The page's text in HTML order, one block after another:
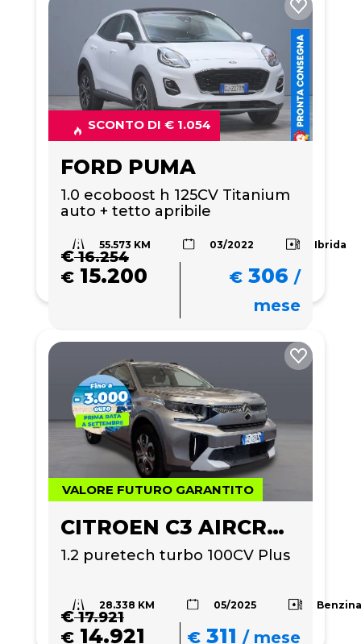
SCONTO DI € 1.054
FORD PUMA
1.0 ecoboost h 125CV Titanium
auto + tetto apribile
55.573 KM 03/2022 Ibrida
€16.254
€ 15.200 € 306 /
mese
VALORE FUTURO GARANTITO
CITROEN C3 AIRCROSS
1.2 puretech turbo 100CV Plus
28.338 KM 05/2025
€17.921
€ 14.921 € 311 /mese